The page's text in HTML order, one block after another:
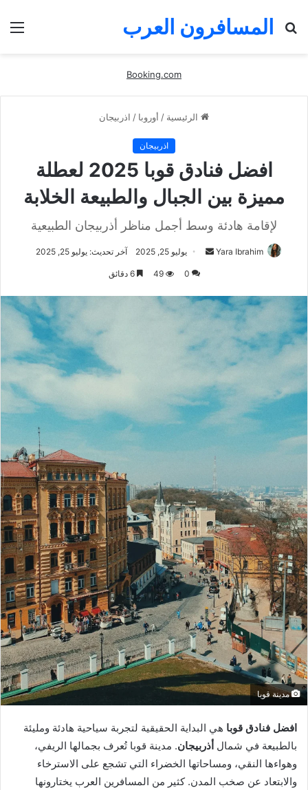
المسافرون العرب
Booking.com
الرئيسية / أوروبا / اذربيجان
اذربيجان
افضل فنادق قوبا 2025 لعطلة
مميزة بين الجبال والطبيعة الخلابة
لإقامة هادئة وسط أجمل مناظر أذربيجان الطبيعية
Yara Ibrahim
أرسل
بريدا
يوليو 25, 2025 آخر تحديث: يوليو 25, 2025
0
49 6 دقائق
مدينة قوبا
افضل فنادق قوبا هي البداية الحقيقية لتجربة سياحية هادئة ومليئة
بالطبيعة في شمال أذربيجان. مدينة قوبا تُعرف بجمالها الريفي،
وهواءها النقي، ومساحاتها الخضراء التي تشجع على الاسترخاء
والابتعاد عن صخب المدن. كثير من المسافرين العرب يختارونها